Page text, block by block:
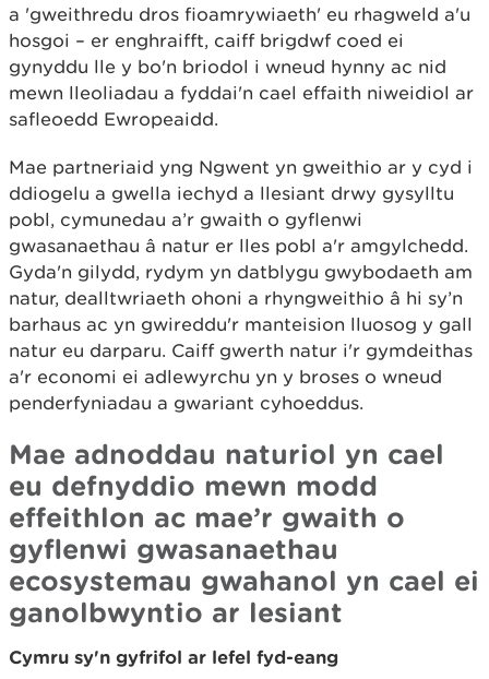
a 'gweithredu dros fioamrywiaeth' eu rhagweld a'u
hosgoi – er enghraifft, caiff brigdwf coed ei
gynyddu lle y bo'n briodol i wneud hynny ac nid
mewn lleoliadau a fyddai'n cael effaith niweidiol ar
safleoedd Ewropeaidd.
Mae partneriaid yng Ngwent yn gweithio ar y cyd i
ddiogelu a gwella iechyd a llesiant drwy gysylltu
pobl, cymunedau a’r gwaith o gyflenwi
gwasanaethau â natur er lles pobl a'r amgylchedd.
Gyda'n gilydd, rydym yn datblygu gwybodaeth am
natur, dealltwriaeth ohoni a rhyngweithio â hi sy’n
barhaus ac yn gwireddu'r manteision lluosog y gall
natur eu darparu. Caiff gwerth natur i'r gymdeithas
a'r economi ei adlewyrchu yn y broses o wneud
penderfyniadau a gwariant cyhoeddus.
Mae adnoddau naturiol yn cael
eu defnyddio mewn modd
effeithlon ac mae’r gwaith o
gyflenwi gwasanaethau
ecosystemau gwahanol yn cael ei
ganolbwyntio ar lesiant
Cymru sy'n gyfrifol ar lefel fyd-eang